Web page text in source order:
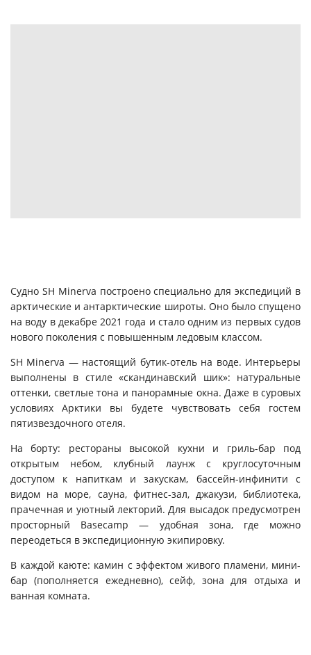
Судно SH Minerva построено специально для экспедиций в
арктические и антарктические широты. Оно было спущено
на воду в декабре 2021 года и стало одним из первых судов
нового поколения с повышенным ледовым классом.
SH Minerva — настоящий бутик-отель на воде. Интерьеры
выполнены в стиле «скандинавский шик»: натуральные
оттенки, светлые тона и панорамные окна. Даже в суровых
условиях Арктики вы будете чувствовать себя гостем
пятизвездочного отеля.
На борту: рестораны высокой кухни и гриль-бар под
открытым небом, клубный лаунж с круглосуточным
доступом к напиткам и закускам, бассейн-инфинити с
видом на море, сауна, фитнес-зал, джакузи, библиотека,
прачечная и уютный лекторий. Для высадок предусмотрен
просторный Basecamp — удобная зона, где можно
переодеться в экспедиционную экипировку.
В каждой каюте: камин с эффектом живого пламени, мини-
бар (пополняется ежедневно), сейф, зона для отдыха и
ванная комната.